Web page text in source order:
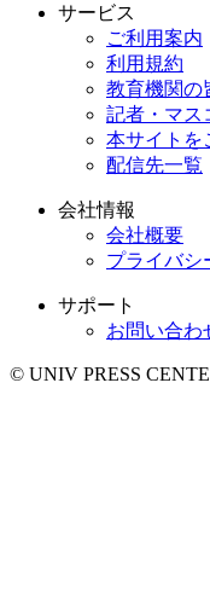
サービス
ご利用案内
利用規約
教育機関の
記者・マス
本サイトを
配信先一覧
会社情報
会社概要
プライバシ
サポート
お問い合わ
© UNIV PRESS